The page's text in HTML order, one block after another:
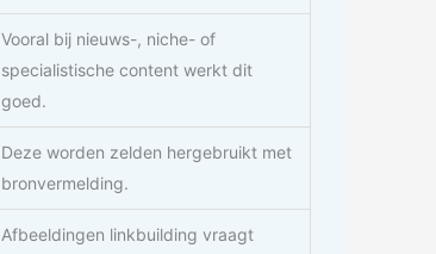
Vooral bij nieuws-, niche- of
specialistische content werkt dit
goed.
Deze worden zelden hergebruikt met
bronvermelding.
Afbeeldingen linkbuilding vraagt